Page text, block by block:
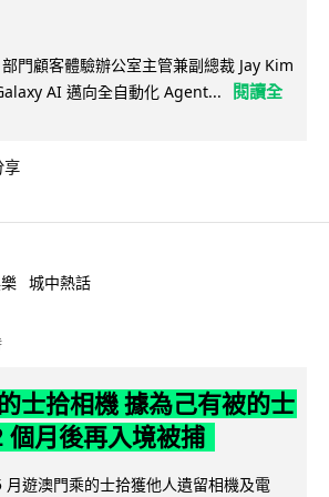
門顧客體驗辦公室主管兼副總裁 Jay Kim
AI 邁向全自動化 Agent...
閱讀全
享
城中熱話
士拾相機 據為己有被的士
個月後再入境被捕
遊澳門乘的士拾獲他人遺留相機及電